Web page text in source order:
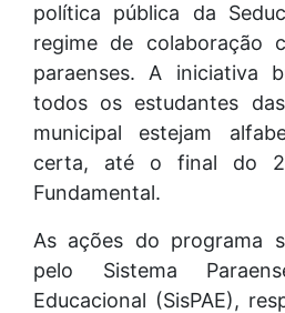
política pública da
regime de colaboração
paraenses. A iniciativa
todos os estudantes
municipal estejam
certa, até o final do
Fundamental.
As ações do programa
pelo Sistema
Educacional (SisPAE),